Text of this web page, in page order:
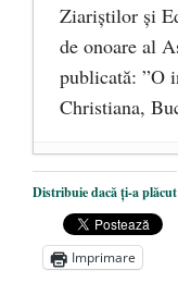
Ziariştilor şi
de onoare al
publicată: ”O
Christiana,
DANA
VEȘNICĂ
Sic credo
Distribuie dacă ți-a plăcut
Imprimare